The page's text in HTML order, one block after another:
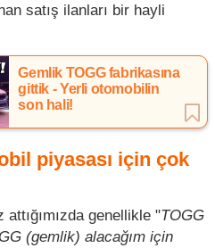
satış ilanları bir hayli
Gemlik TOGG fabrikasına
gittik - Yerli otomobilin
son hali!
piyasası için çok
genellikle "TOGG
(gemlik) alacağım için